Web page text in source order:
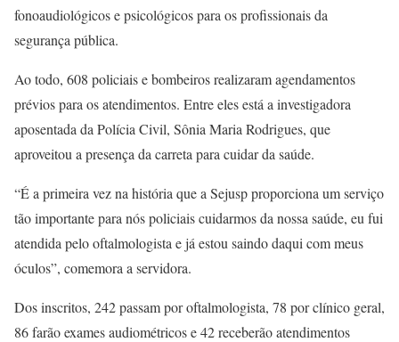
fonoaudiológicos e psicológicos para os profissionais da
segurança pública.
Ao todo, 608 policiais e bombeiros realizaram agendamentos
prévios para os atendimentos. Entre eles está a investigadora
aposentada da Polícia Civil, Sônia Maria Rodrigues, que
aproveitou a presença da carreta para cuidar da saúde.
“É a primeira vez na história que a Sejusp proporciona um serviço
tão importante para nós policiais cuidarmos da nossa saúde, eu fui
atendida pelo oftalmologista e já estou saindo daqui com meus
óculos”, comemora a servidora.
Dos inscritos, 242 passam por oftalmologista, 78 por clínico geral,
86 farão exames audiométricos e 42 receberão atendimentos